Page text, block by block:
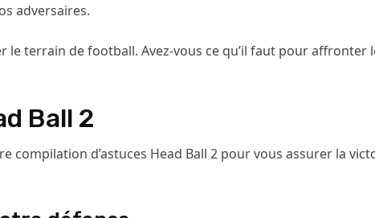
adversaires.
le terrain de football. Avez-vous ce qu’il faut pour affronter
Ball 2
compilation d’astuces Head Ball 2 pour vous assurer la